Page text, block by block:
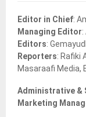
o
r
:
Editor in Chief:
Managing Editor
Editors:
Reporters: Rafiki
Masaraafi Media,
Administrative &
Marketing